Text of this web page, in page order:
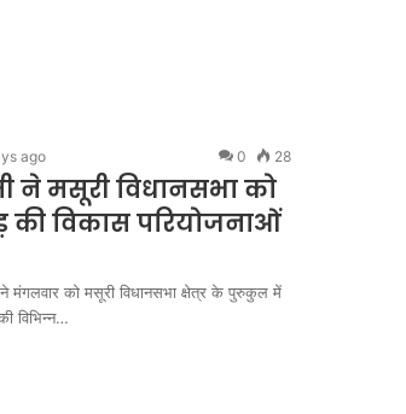
ago 0 28
ने मसूरी विधानसभा को
की विकास परियोजनाओं
ने मंगलवार को मसूरी विधानसभा क्षेत्र के पुरुकुल में
विभिन्न…